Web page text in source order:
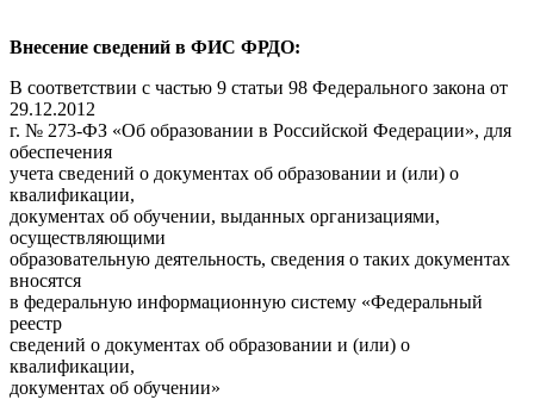
Внесение сведений в ФИС ФРДО:
В соответствии с частью 9 статьи 98 Федерального закона от
29.12.2012
г. № 273-ФЗ «Об образовании в Российской Федерации», для
обеспечения
учета сведений о документах об образовании и (или) о
квалификации,
документах об обучении, выданных организациями,
осуществляющими
образовательную деятельность, сведения о таких документах
вносятся
в федеральную информационную систему «Федеральный
реестр
сведений о документах об образовании и (или) о
квалификации,
документах об обучении»